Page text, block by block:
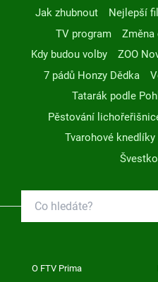
Jak zhubnout Nejlepší
TV program
Změna
Kdy budou volby
ZOO
7 pádů Honzy Dědka
Tatarák podle
Pěstování
Tvarohové knedlíky
O FTV Prima